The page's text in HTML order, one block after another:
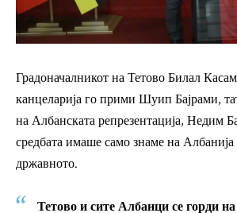
Градоначалникот на Тетово Билал
канцеларија го прими Шуип Бајрами,
на Албанската репрезентација, Недим
средбата имаше само знаме на
државното.
Тетово и сите Албанци се горди